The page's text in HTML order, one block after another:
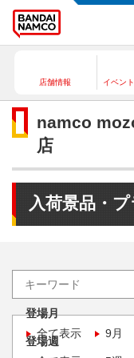
店舗情報 イベン
namco
店
入荷景品・
登場月
全て表示
9月
登場週